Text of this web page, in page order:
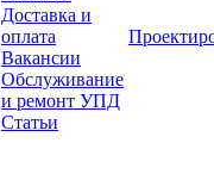
Доставка и
оплата
Вакансии
Обслуживание
и ремонт УПД
Статьи